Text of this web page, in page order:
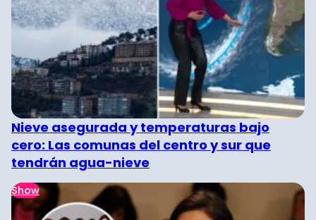
Nieve asegurada y temperaturas bajo
cero: Las comunas del centro y sur que
tendrán agua-nieve
Show